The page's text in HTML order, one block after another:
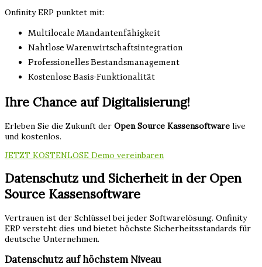
Onfinity ERP punktet mit:
Multilocale Mandantenfähigkeit
Nahtlose Warenwirtschaftsintegration
Professionelles Bestandsmanagement
Kostenlose Basis-Funktionalität
Ihre Chance auf Digitalisierung!
Erleben Sie die Zukunft der Open Source Kassensoftware live
und kostenlos.
JETZT KOSTENLOSE Demo vereinbaren
Datenschutz und Sicherheit in der Open
Source Kassensoftware
Vertrauen ist der Schlüssel bei jeder Softwarelösung. Onfinity
ERP versteht dies und bietet höchste Sicherheitsstandards für
deutsche Unternehmen.
Datenschutz auf höchstem Niveau